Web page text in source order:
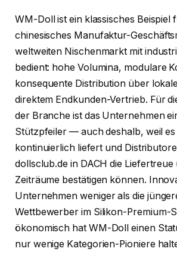
WM-Doll ist ein klassisches Beispiel
chinesisches Manufaktur-
weltweiten Nischenmarkt mit
bedient: hohe Volumina, modulare
konsequente Distribution über
direktem Endkunden-Vertrieb. Für
der Branche ist das Unternehmen
Stützpfeiler — auch deshalb, weil es
kontinuierlich liefert und
dollsclub.de in DACH die Liefertreue
Zeiträume bestätigen können.
Unternehmen weniger als die
Wettbewerber im Silikon-Premium-
ökonomisch hat WM-Doll einen
nur wenige Kategorien-Pioniere